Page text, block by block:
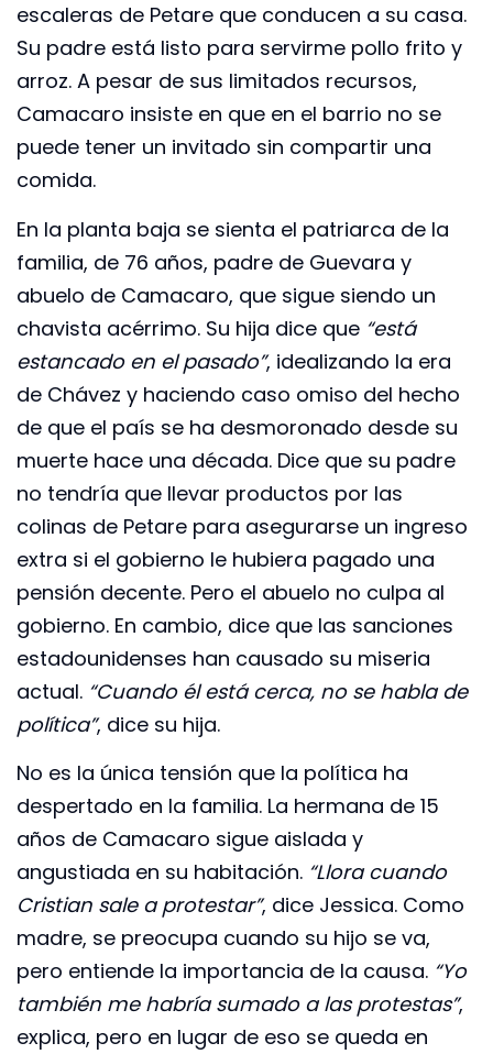
escaleras de Petare que conducen a su casa.
Su padre está listo para servirme pollo frito y
arroz. A pesar de sus limitados recursos,
Camacaro insiste en que en el barrio no se
puede tener un invitado sin compartir una
comida.
En la planta baja se sienta el patriarca de la
familia, de 76 años, padre de Guevara y
abuelo de Camacaro, que sigue siendo un
chavista acérrimo. Su hija dice que “está
estancado en el pasado”, idealizando la era
de Chávez y haciendo caso omiso del hecho
de que el país se ha desmoronado desde su
muerte hace una década. Dice que su padre
no tendría que llevar productos por las
colinas de Petare para asegurarse un ingreso
extra si el gobierno le hubiera pagado una
pensión decente. Pero el abuelo no culpa al
gobierno. En cambio, dice que las sanciones
estadounidenses han causado su miseria
actual. “Cuando él está cerca, no se habla de
política”, dice su hija.
No es la única tensión que la política ha
despertado en la familia. La hermana de 15
años de Camacaro sigue aislada y
angustiada en su habitación. “Llora cuando
Cristian sale a protestar”, dice Jessica. Como
madre, se preocupa cuando su hijo se va,
pero entiende la importancia de la causa. “Yo
también me habría sumado a las protestas”,
explica, pero en lugar de eso se queda en